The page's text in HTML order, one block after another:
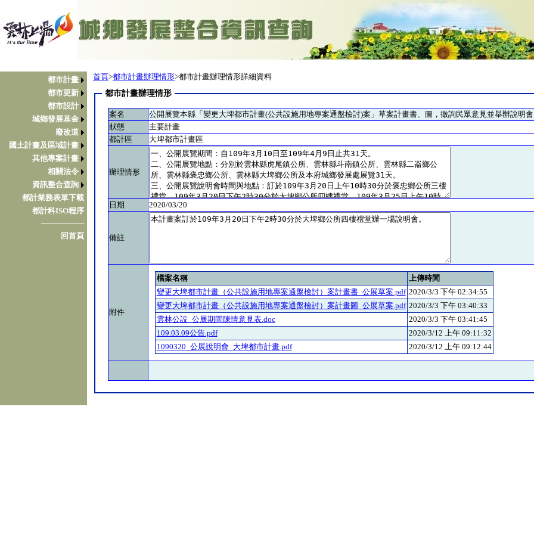
都市計畫
都市更新
都市設計
城鄉發展基金
廢改道
國土計畫及區域計畫
其他專案計畫
相關法令
資訊整合查詢
都計業務表單下載
都計科ISO程序
────────
回首頁
首頁>都市計畫辦理情形>都市計畫辦理情形詳細資料
都市計畫辦理情形
案名
公開展覽本縣「變更大埤都市計畫(公共設施用地專案通盤檢討)案」草案計畫書、圖，徵詢民眾意見並舉辦說明
狀態
主要計畫
都計區
大埤都市計畫區
辦理情形
日期 2020/03/20
備註
附件
檔案名稱
上傳時間
變更大埤都市計畫（公共設施用地專案通盤檢討）案計畫書_公展草案.pdf 2020/3/3 下午 02:34:55
變更大埤都市計畫（公共設施用地專案通盤檢討）案計畫圖_公展草案.pdf 2020/3/3 下午 03:40:33
雲林公設_公展期間陳情意見表.doc
2020/3/3 下午 03:41:45
109.03.09公告.pdf
2020/3/12 上午 09:11:32
1090320_公展說明會_大埤都市計畫.pdf
2020/3/12 上午 09:12:44